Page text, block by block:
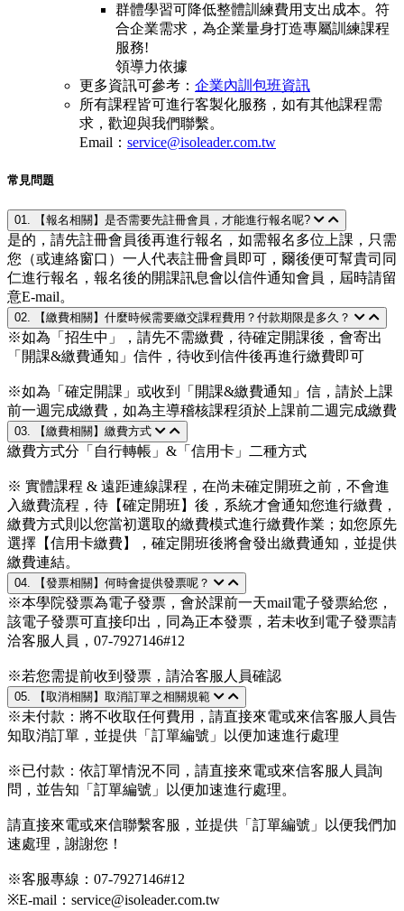
群體學習可降低整體訓練費用支出成本。符
合企業需求，為企業量身打造專屬訓練課程
服務!
領導力依據
更多資訊可參考： 企業內訓包班資訊
所有課程皆可進行客製化服務，如有其他課程需
求，歡迎與我們聯繫。
Email： service@isoleader.com.tw
常見問題
01. 【報名相關】是否需要先註冊會員，才能進行報名呢?
是的，請先註冊會員後再進行報名，如需報名多位上課，只需
您（或連絡窗口）一人代表註冊會員即可，爾後便可幫貴司同
仁進行報名，報名後的開課訊息會以信件通知會員，屆時請留
意E-mail。
02. 【繳費相關】什麼時候需要繳交課程費用？付款期限是多久？
※如為「招生中」，請先不需繳費，待確定開課後，會寄出
「開課&繳費通知」信件，待收到信件後再進行繳費即可
※如為「確定開課」或收到「開課&繳費通知」信，請於上課
前一週完成繳費，如為主導稽核課程須於上課前二週完成繳費
03. 【繳費相關】繳費方式
繳費方式分「自行轉帳」&「信用卡」二種方式
※ 實體課程 & 遠距連線課程，在尚未確定開班之前，不會進
入繳費流程，待【確定開班】後，系統才會通知您進行繳費，
繳費方式則以您當初選取的繳費模式進行繳費作業；如您原先
選擇【信用卡繳費】，確定開班後將會發出繳費通知，並提供
繳費連結。
04. 【發票相關】何時會提供發票呢？
※本學院發票為電子發票，會於課前一天mail電子發票給您，
該電子發票可直接印出，同為正本發票，若未收到電子發票請
洽客服人員，07-7927146#12
※若您需提前收到發票，請洽客服人員確認
05. 【取消相關】取消訂單之相關規範
※未付款：將不收取任何費用，請直接來電或來信客服人員告
知取消訂單，並提供「訂單編號」以便加速進行處理
※已付款：依訂單情況不同，請直接來電或來信客服人員詢
問，並告知「訂單編號」以便加速進行處理。
請直接來電或來信聯繫客服，並提供「訂單編號」以便我們加
速處理，謝謝您！
※客服專線：07-7927146#12
※E-mail：service@isoleader.com.tw